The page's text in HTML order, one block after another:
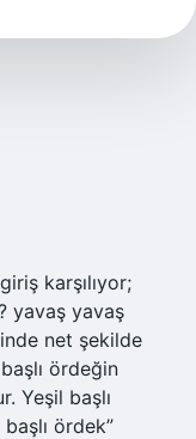
karşılıyor;
yavaş yavaş
net şekilde
ördeğin
Yeşil başlı
ördek”